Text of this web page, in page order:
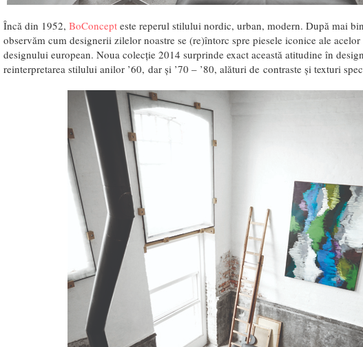
Încă din 1952, BoConcept este reperul stilului nordic, urban, modern. După mai
observăm cum designerii zilelor noastre se (re)întorc spre piesele iconice ale
designului european. Noua colecție 2014 surprinde exact această atitudine în
reinterpretarea stilului anilor ’60, dar și ’70 – ’80, alături de contraste și texturi